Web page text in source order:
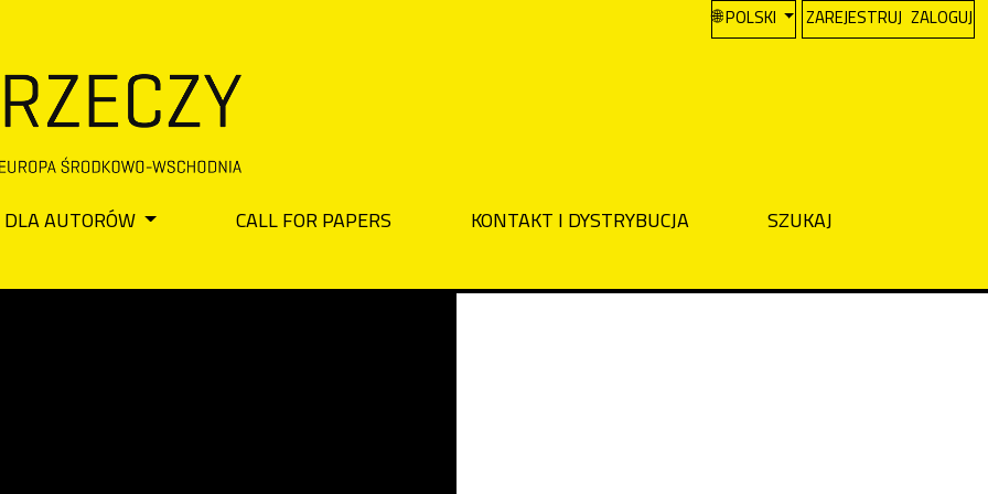
CHANGE THE LANGUAGE. THE
POLSKI ZAREJESTRUJ ZALOGUJ
DLA AUTORÓW CALL FOR PAPERS KONTAKT I DYSTRYBUCJA
SZUKAJ